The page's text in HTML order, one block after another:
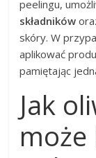
peelingu,
składników
skóry. W
aplikować
pamiętając
Jak
może